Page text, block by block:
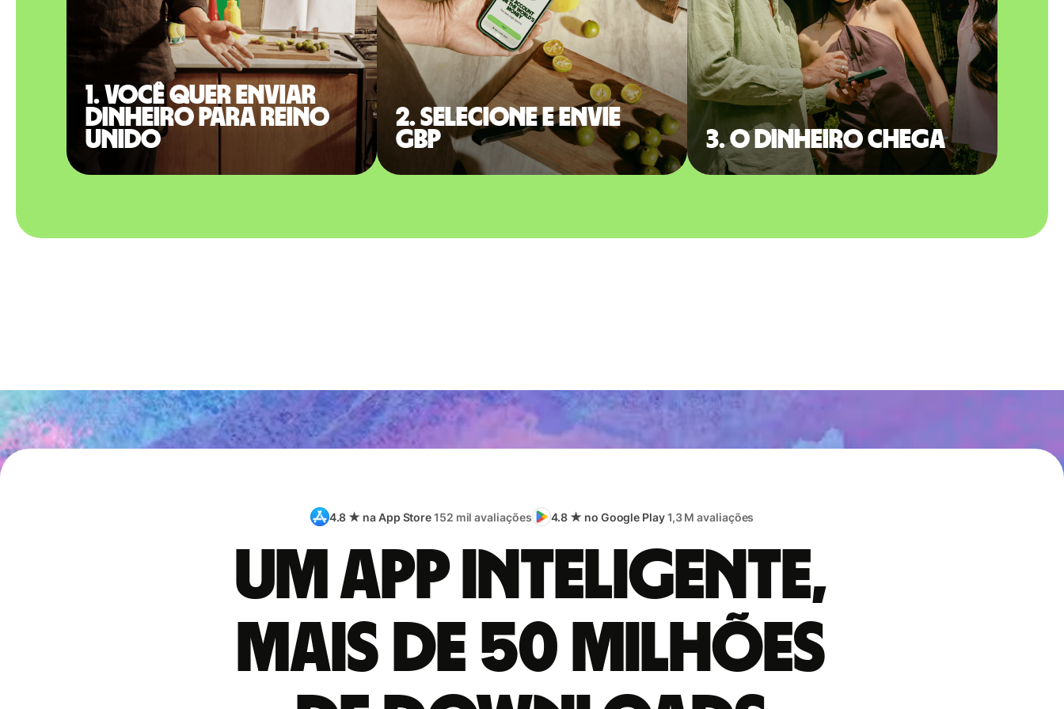
1. Você quer enviar
dinheiro para Reino
Unido
2. Selecione e envie
GBP
3. O dinheiro chega
4.8 ★ na App Store152 mil avaliações 4.8 ★ no Google Play1,3 M avaliações
Um app inteligente,
mais de 50 milhões